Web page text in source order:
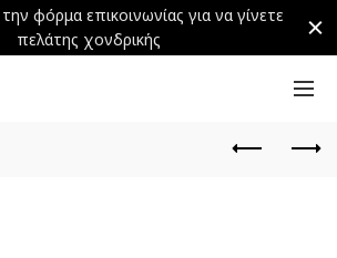
φόρμα επικοινωνίας για να γίνετε
πελάτης χονδρικής